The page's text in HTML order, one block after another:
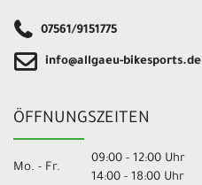
07561/9151775
info@allgaeu-bikesports.de
ÖFFNUNGSZEITEN
Mo. - Fr.
09:00 - 12:00 Uhr
14:00 - 18:00 Uhr